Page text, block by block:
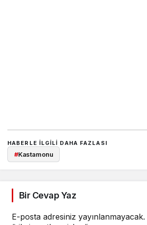
HABERLE ILGILI DAHA FAZLASI
#Kastamonu
Bir Cevap Yaz
E-posta adresiniz yayınlanmayacak.